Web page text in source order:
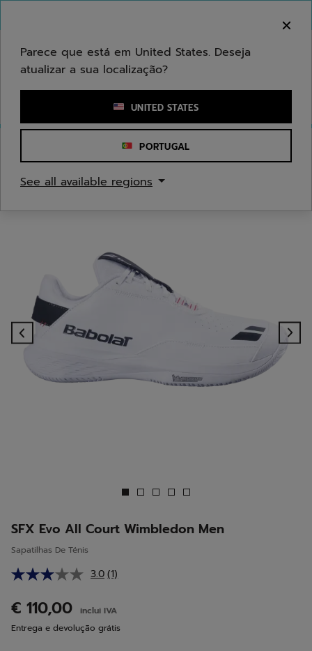
Introduzir uma palavra-chave ou um número de artigo
Previous
SFX Evo All Court Wimbledon Men
Sapatilhas De Ténis
3.0 Leu
Link
para
a
(1)
€ 110,00
inclui IVA
Entrega e devolução grátis
Parece que está em United States. Deseja
atualizar a sua localização?
UNITED STATES
PORTUGAL
See all available regions